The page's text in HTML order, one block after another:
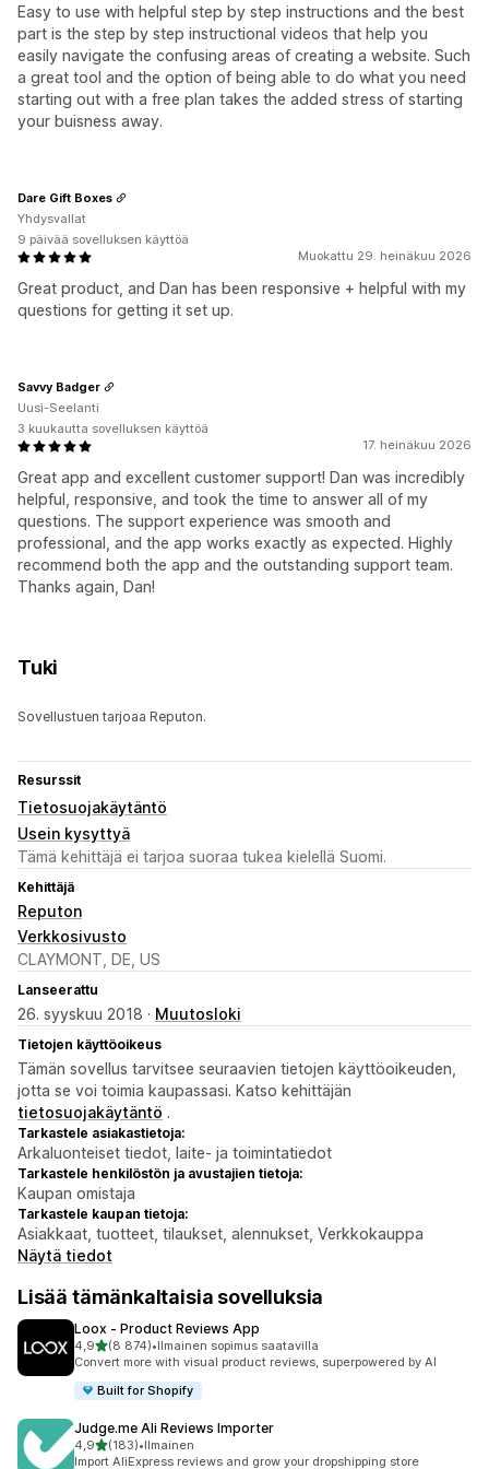
Easy to use with helpful step by step instructions and the best
part is the step by step instructional videos that help you
easily navigate the confusing areas of creating a website. Such
a great tool and the option of being able to do what you need
starting out with a free plan takes the added stress of starting
your buisness away.
Muokattu 29. heinäkuu 2026
Great product, and Dan has been responsive + helpful with my
questions for getting it set up.
Dare Gift Boxes
Yhdysvallat
9 päivää sovelluksen käyttöä
17. heinäkuu 2026
Great app and excellent customer support! Dan was incredibly
helpful, responsive, and took the time to answer all of my
questions. The support experience was smooth and
professional, and the app works exactly as expected. Highly
recommend both the app and the outstanding support team.
Thanks again, Dan!
Savvy Badger
Uusi-Seelanti
3 kuukautta sovelluksen käyttöä
Tuki
Sovellustuen tarjoaa Reputon.
Resurssit
Tietosuojakäytäntö
Usein kysyttyä
Tämä kehittäjä ei tarjoa suoraa tukea kielellä Suomi.
Kehittäjä
Reputon
Verkkosivusto
CLAYMONT, DE, US
Lanseerattu
26. syyskuu 2018 · Muutosloki
Tietojen käyttöoikeus
Tämän sovellus tarvitsee seuraavien tietojen käyttöoikeuden,
jotta se voi toimia kaupassasi. Katso kehittäjän
tietosuojakäytäntö .
Tarkastele asiakastietoja:
Arkaluonteiset tiedot, laite- ja toimintatiedot
Tarkastele henkilöstön ja avustajien tietoja:
Kaupan omistaja
Tarkastele kaupan tietoja:
Asiakkaat, tuotteet, tilaukset, alennukset, Verkkokauppa
Näytä tiedot
Lisää tämänkaltaisia sovelluksia
Loox ‑ Product Reviews App
4,9/ 5 tähteä
(8 874)
8874 arvostelua yhteensä
•Ilmainen sopimus saatavilla
Convert more with visual product reviews, superpowered by AI
Built for Shopify
Judge.me Ali Reviews Importer
4,9/ 5 tähteä
(183)
183 arvostelua yhteensä
•Ilmainen
Import AliExpress reviews and grow your dropshipping store